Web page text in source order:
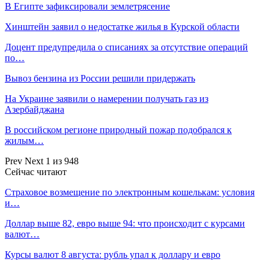
В Египте зафиксировали землетрясение
Хинштейн заявил о недостатке жилья в Курской области
Доцент предупредила о списаниях за отсутствие операций
по…
Вывоз бензина из России решили придержать
На Украине заявили о намерении получать газ из
Азербайджана
В российском регионе природный пожар подобрался к
жилым…
Prev Next 1 из 948
Сейчас читают
Страховое возмещение по электронным кошелькам: условия
и…
Доллар выше 82, евро выше 94: что происходит с курсами
валют…
Курсы валют 8 августа: рубль упал к доллару и евро